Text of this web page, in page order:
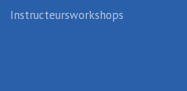
Instructeursworkshops